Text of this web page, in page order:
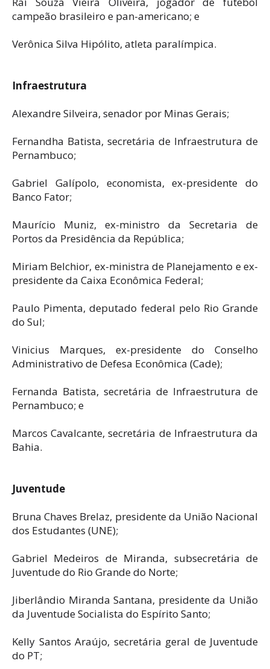
campeão brasileiro e pan-americano; e
Verônica Silva Hipólito, atleta paralímpica.
Infraestrutura
Alexandre Silveira, senador por Minas Gerais;
Fernandha Batista, secretária de Infraestrutura de
Pernambuco;
Gabriel Galípolo, economista, ex-presidente do
Banco Fator;
Maurício Muniz, ex-ministro da Secretaria de
Portos da Presidência da República;
Miriam Belchior, ex-ministra de Planejamento e ex-
presidente da Caixa Econômica Federal;
Paulo Pimenta, deputado federal pelo Rio Grande
do Sul;
Vinicius Marques, ex-presidente do Conselho
Administrativo de Defesa Econômica (Cade);
Fernanda Batista, secretária de Infraestrutura de
Pernambuco; e
Marcos Cavalcante, secretária de Infraestrutura da
Bahia.
Juventude
Bruna Chaves Brelaz, presidente da União Nacional
dos Estudantes (UNE);
Gabriel Medeiros de Miranda, subsecretária de
Juventude do Rio Grande do Norte;
Jiberlândio Miranda Santana, presidente da União
da Juventude Socialista do Espírito Santo;
Kelly Santos Araújo, secretária geral de Juventude
do PT;